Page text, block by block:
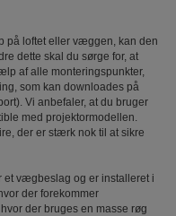
på loftet eller væggen, kan den
dette skal du sørge for, at
af alle monteringspunkter,
som kan downloades på
Vi anbefaler, at du bruger
med projektormodellen.
der er stærk nok til at sikre
et vægbeslag og er installeret i
der forekommer
der bruges en masse røg